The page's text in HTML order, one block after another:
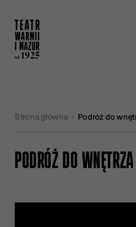
Strona główna Podróż do
PODRÓŻ DO